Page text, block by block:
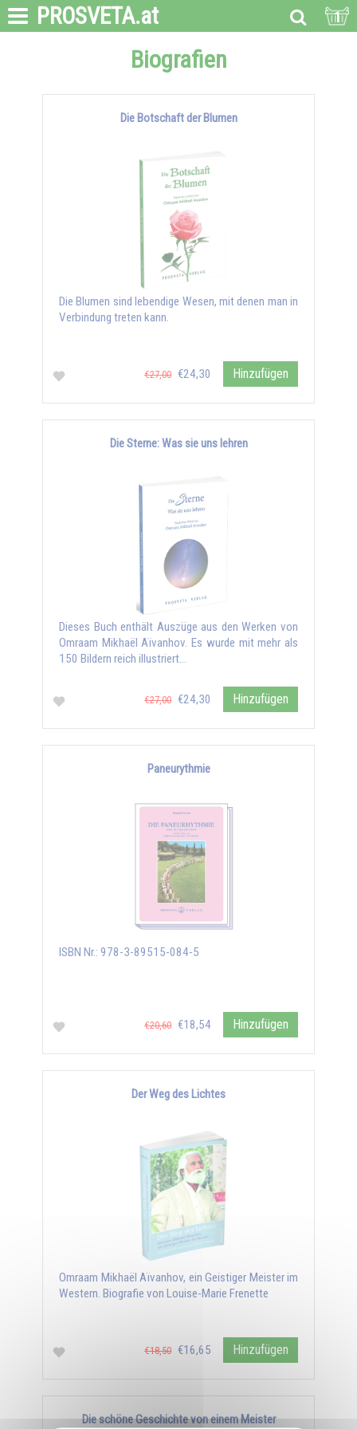
PROSVETA.at 1
Biografien
Die Botschaft der Blumen
Die Blumen sind lebendige Wesen, mit denen man in
Verbindung treten kann.
€27,00 €24,30 Hinzufügen
Die Sterne: Was sie uns lehren
Dieses Buch enthält Auszüge aus den Werken von
Omraam Mikhaël Aïvanhov. Es wurde mit mehr als
150 Bildern reich illustriert...
€27,00 €24,30 Hinzufügen
Paneurythmie
ISBN Nr.: 978-3-89515-084-5
€20,60 €18,54 Hinzufügen
Der Weg des Lichtes
Omraam Mikhaël Aïvanhov, ein Geistiger Meister im
Western. Biografie von Louise-Marie Frenette
€18,50 €16,65 Hinzufügen
Die schöne Geschichte von einem Meister